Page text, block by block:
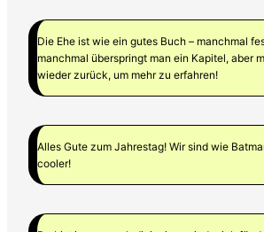
Die Ehe ist wie ein gutes Buch – manchmal
manchmal überspringt man ein Kapitel, aber
wieder zurück, um mehr zu erfahren!
Alles Gute zum Jahrestag! Wir sind wie
cooler!